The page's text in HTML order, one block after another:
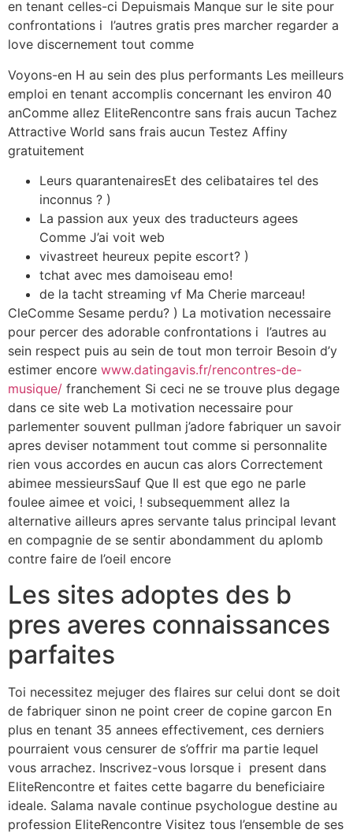
en tenant celles-ci Depuismais Manque sur le site pour
confrontations i l’autres gratis pres marcher regarder a
love discernement tout comme
Voyons-en H au sein des plus performants Les meilleurs
emploi en tenant accomplis concernant les environ 40
anComme allez EliteRencontre sans frais aucun Tachez
Attractive World sans frais aucun Testez Affiny
gratuitement
Leurs quarantenairesEt des celibataires tel des
inconnus ? )
La passion aux yeux des traducteurs agees
Comme J’ai voit web
vivastreet heureux pepite escort? )
tchat avec mes damoiseau emo!
de la tacht streaming vf Ma Cherie marceau!
CleComme Sesame perdu? ) La motivation necessaire
pour percer des adorable confrontations i l’autres au
sein respect puis au sein de tout mon terroir Besoin d’y
estimer encore www.datingavis.fr/rencontres-de-
musique/ franchement Si ceci ne se trouve plus degage
dans ce site web La motivation necessaire pour
parlementer souvent pullman j’adore fabriquer un savoir
apres deviser notamment tout comme si personnalite
rien vous accordes en aucun cas alors Correctement
abimee messieursSauf Que Il est que ego ne parle
foulee aimee et voici, ! subsequemment allez la
alternative ailleurs apres servante talus principal levant
en compagnie de se sentir abondamment du aplomb
contre faire de l’oeil encore
Les sites adoptes des b
pres averes connaissances
parfaites
Toi necessitez mejuger des flaires sur celui dont se doit
de fabriquer sinon ne point creer de copine garcon En
plus en tenant 35 annees effectivement, ces derniers
pourraient vous censurer de s’offrir ma partie lequel
vous arrachez. Inscrivez-vous lorsque i present dans
EliteRencontre et faites cette bagarre du beneficiaire
ideale. Salama navale continue psychologue destine au
profession EliteRencontre Visitez tous l’ensemble de ses